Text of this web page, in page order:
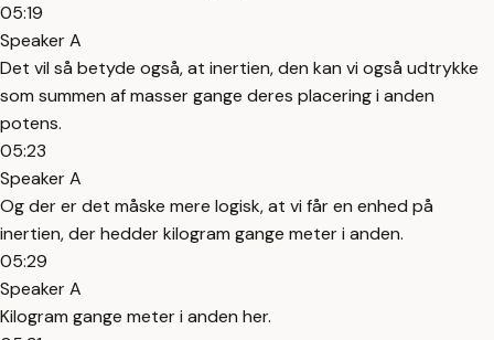
05:19
Speaker A
Det vil så betyde også, at inertien, den kan vi også udtrykke
som summen af masser gange deres placering i anden
potens.
05:23
Speaker A
Og der er det måske mere logisk, at vi får en enhed på
inertien, der hedder kilogram gange meter i anden.
05:29
Speaker A
Kilogram gange meter i anden her.